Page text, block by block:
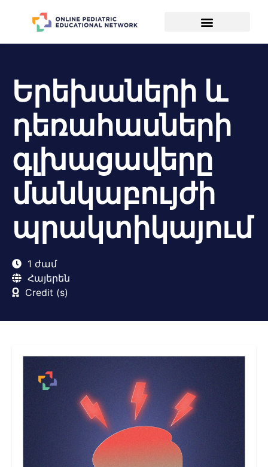
Երեխաների և
դեռահասների
գլխացավերը
մանկաբույժի
պրակտիկայում
1 ժամ
Հայերեն
Credit (s)